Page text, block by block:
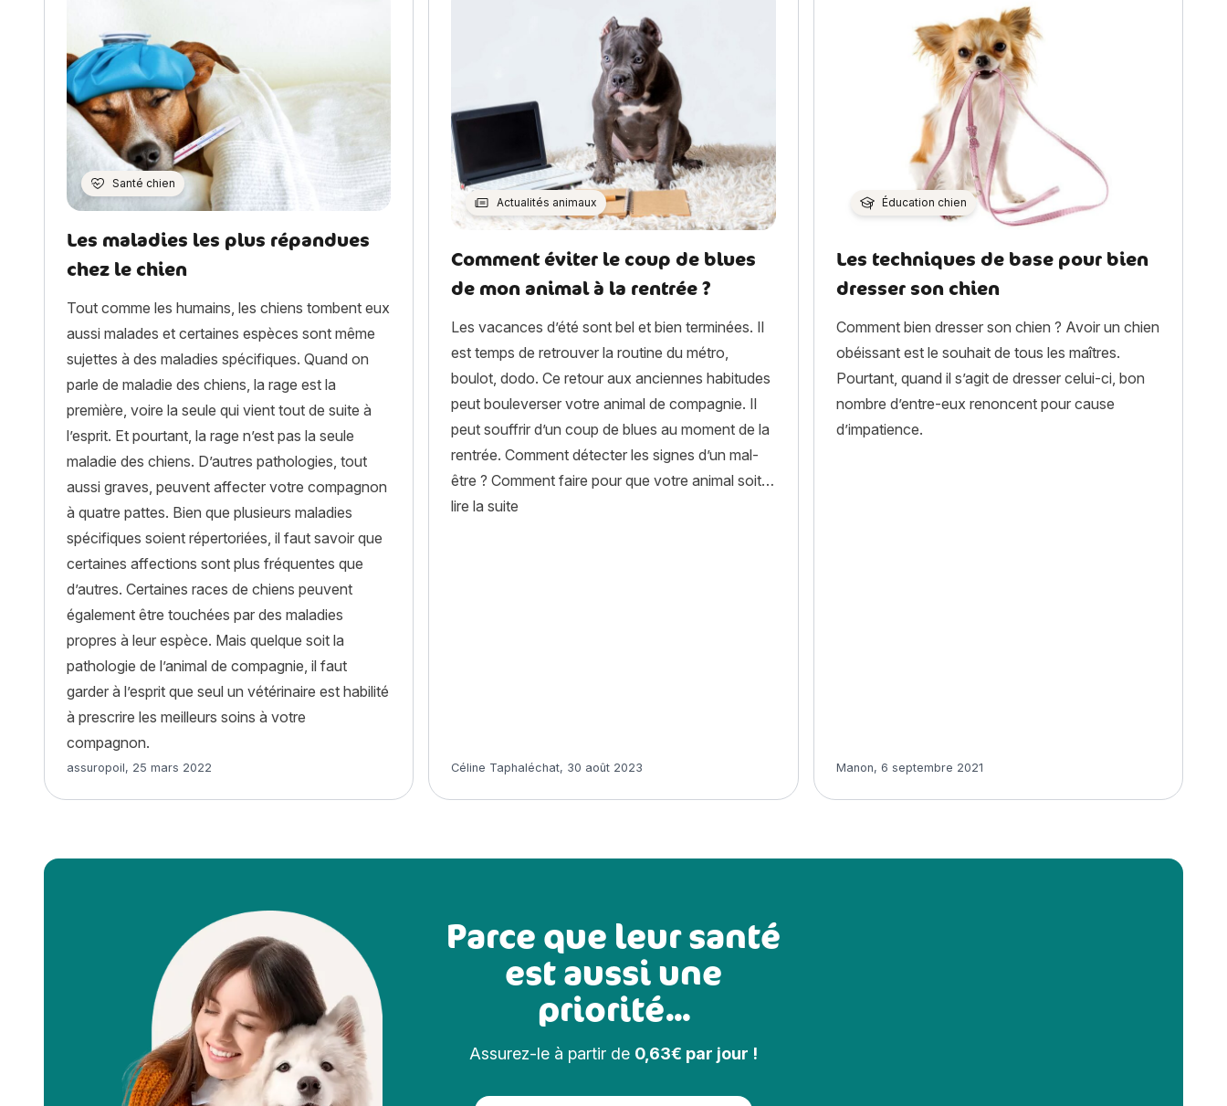
Santé chien
Les maladies les plus répandues
chez le chien
Tout comme les humains, les chiens tombent eux
aussi malades et certaines espèces sont même
sujettes à des maladies spécifiques. Quand on
parle de maladie des chiens, la rage est la
première, voire la seule qui vient tout de suite à
l’esprit. Et pourtant, la rage n’est pas la seule
maladie des chiens. D’autres pathologies, tout
aussi graves, peuvent affecter votre compagnon
à quatre pattes. Bien que plusieurs maladies
spécifiques soient répertoriées, il faut savoir que
certaines affections sont plus fréquentes que
d’autres. Certaines races de chiens peuvent
également être touchées par des maladies
propres à leur espèce. Mais quelque soit la
pathologie de l’animal de compagnie, il faut
garder à l’esprit que seul un vétérinaire est habilité
à prescrire les meilleurs soins à votre
compagnon.
Article rédigé par
assuropoil, 25 mars 2022
Actualités animaux
Comment éviter le coup de blues
de mon animal à la rentrée ?
Les vacances d’été sont bel et bien terminées. Il
est temps de retrouver la routine du métro,
boulot, dodo. Ce retour aux anciennes habitudes
peut bouleverser votre animal de compagnie. Il
peut souffrir d’un coup de blues au moment de la
rentrée. Comment détecter les signes d’un mal-
être ? Comment faire pour que votre animal soit…
lire la suite
Article rédigé par
Céline Taphaléchat, 30 août 2023
Éducation chien
Les techniques de base pour bien
dresser son chien
Comment bien dresser son chien ? Avoir un chien
obéissant est le souhait de tous les maîtres.
Pourtant, quand il s’agit de dresser celui-ci, bon
nombre d’entre-eux renoncent pour cause
d’impatience.
Article rédigé par
Manon, 6 septembre 2021
Parce que leur santé
est aussi une
priorité...
Assurez-le à partir de 0,63€ par jour !